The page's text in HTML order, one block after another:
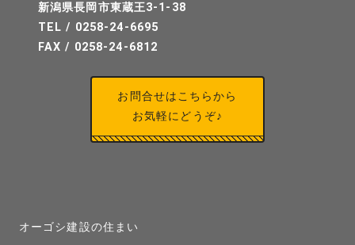
新潟県長岡市東蔵王3-1-38
TEL / 0258-24-6695
FAX / 0258-24-6812
お問合せはこちらから
お気軽にどうぞ♪
オーゴシ建設の住まい